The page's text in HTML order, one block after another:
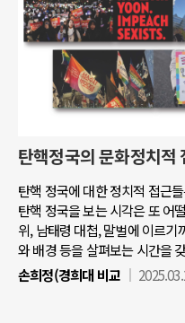
탄핵정국의 문화정치적
탄핵 정국에 대한 정치적 접근
탄핵 정국을 보는 시각은 또 어
위, 남태령 대첩, 말벌에 이르
와 배경 등을 살펴보는 시간을
손희정(경희대 비교